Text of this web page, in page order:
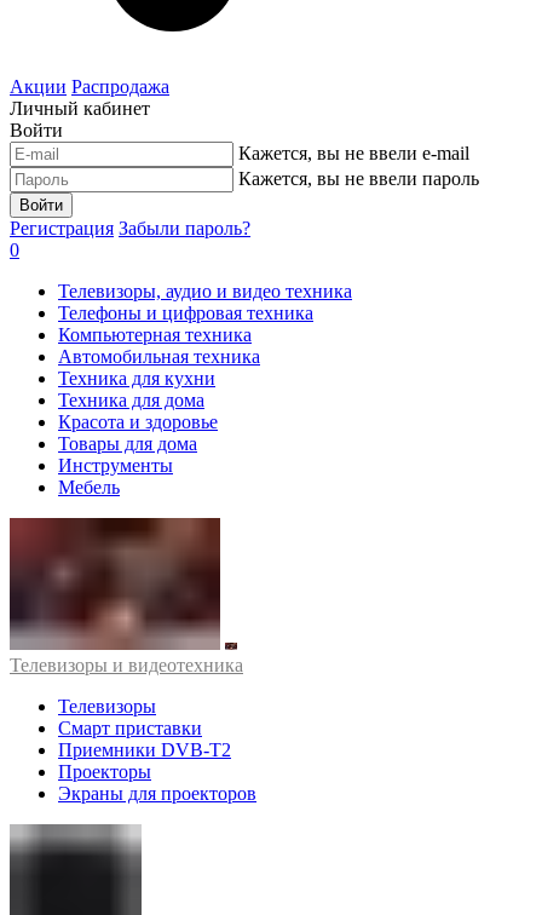
Акции Распродажа
Личный кабинет
Войти
Кажется, вы не ввели e-mail
Кажется, вы не ввели пароль
Войти
Регистрация Забыли пароль?
0
Телевизоры, аудио и видео техника
Телефоны и цифровая техника
Компьютерная техника
Автомобильная техника
Техника для кухни
Техника для дома
Красота и здоровье
Товары для дома
Инструменты
Мебель
Телевизоры и видеотехника
Телевизоры
Смарт приставки
Приемники DVB-T2
Проекторы
Экраны для проекторов